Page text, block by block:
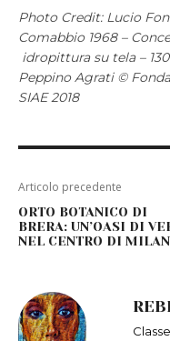
Photo Credit: Lucio
Comabbio 1968 –
idropittura su tela –
Peppino Agrati ©
SIAE 2018
Articolo precedente
ORTO BOTANICO DI
BRERA: UN’OASI DI
NEL CENTRO DI